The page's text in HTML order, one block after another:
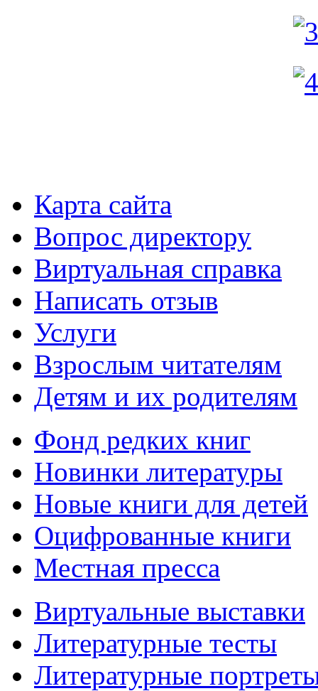
Карта сайта
Вопрос директору
Виртуальная справка
Написать отзыв
Услуги
Взрослым читателям
Детям и их родителям
Фонд редких книг
Новинки литературы
Новые книги для детей
Оцифрованные книги
Местная пресса
Виртуальные выставки
Литературные тесты
Литературные